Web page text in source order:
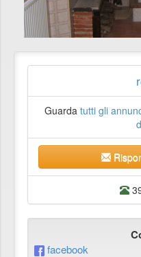
Guarda tutti gli
facebook